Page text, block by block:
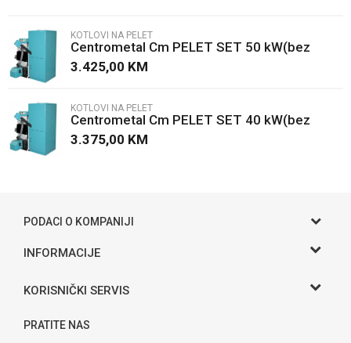
Poruka
KOTLOVI NA PELET
Centrometal Cm PELET SET 50 kW(bez
kotla)
3.425,00 KM
KOTLOVI NA PELET
Centrometal Cm PELET SET 40 kW(bez
kotla)
3.375,00 KM
PODACI O KOMPANIJI
Gama S doo
Adresa
Telefon:
INFORMACIJE
O nama
KORISNIČKI SERVIS
Uslovi korišćenja i prodaje
PRATITE NAS